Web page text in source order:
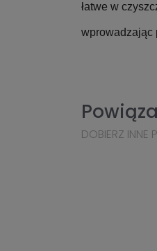
łatwe w
wprowadzając
DOBIERZ